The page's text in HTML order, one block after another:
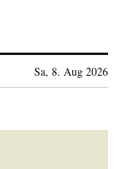
Sa, 8. Aug 2026